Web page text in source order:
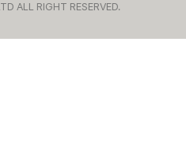
ALL RIGHT RESERVED.